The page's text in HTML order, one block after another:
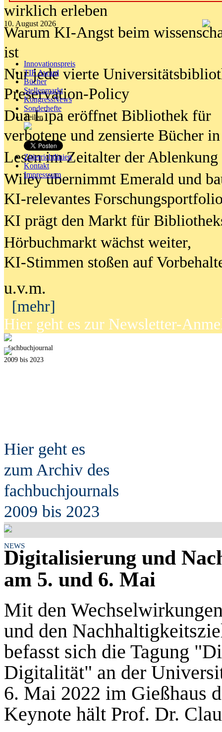
10. August 2026
Innovationspreis
TIP Award
Bücher
Stellenmarkt
KongressNews
Sonderhefte
Teilen
Zitierrichtlinien
Kontakt
Impresssum
wirklich erleben
Warum KI-Angst beim
ist
Nur jede vierte
Preservation-Policy
Dua Lipa eröffnet Bibliothek für
verbotene und zensierte Bücher
Lesen im Zeitalter der Ablenkung
Wiley übernimmt Emerald und
KI-relevantes
KI prägt den Markt für
Hörbuchmarkt wächst weiter,
KI-Stimmen stoßen auf
u.v.m.
[mehr]
Hier geht es zur Newsletter-
fachbuchjournal
2009 bis 2023
Hier geht es
zum Archiv des
fachbuchjournals
2009 bis 2023
NEWS
Digitalisierung und
am 5. und 6. Mai
Mit den
und den
befasst sich die Tagung
Digitalität" an der
6. Mai 2022 im Gießhaus
Keynote hält Prof. Dr.